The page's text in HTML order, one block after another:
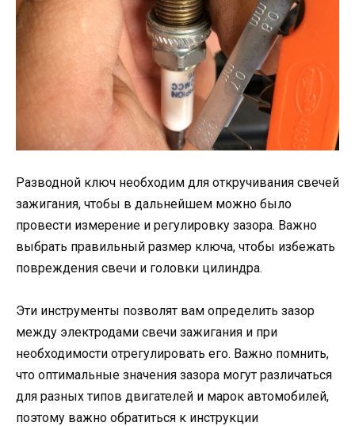
Разводной ключ необходим для откручивания свечей
зажигания, чтобы в дальнейшем можно было
провести измерение и регулировку зазора. Важно
выбрать правильный размер ключа, чтобы избежать
повреждения свечи и головки цилиндра.
Эти инструменты позволят вам определить зазор
между электродами свечи зажигания и при
необходимости отрегулировать его. Важно помнить,
что оптимальные значения зазора могут различаться
для разных типов двигателей и марок автомобилей,
поэтому важно обратиться к инструкции